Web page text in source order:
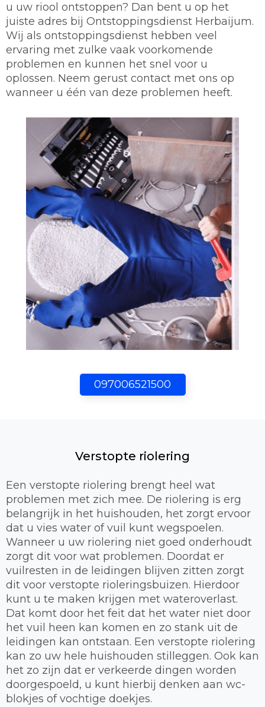
097006521500
u uw riool ontstoppen? Dan bent u op het
juiste adres bij Ontstoppingsdienst Herbaijum.
Wij als ontstoppingsdienst hebben veel
ervaring met zulke vaak voorkomende
problemen en kunnen het snel voor u
oplossen. Neem gerust contact met ons op
wanneer u één van deze problemen heeft.
Verstopte riolering
Een verstopte riolering brengt heel wat
problemen met zich mee. De riolering is erg
belangrijk in het huishouden, het zorgt ervoor
dat u vies water of vuil kunt wegspoelen.
Wanneer u uw riolering niet goed onderhoudt
zorgt dit voor wat problemen. Doordat er
vuilresten in de leidingen blijven zitten zorgt
dit voor verstopte rioleringsbuizen. Hierdoor
kunt u te maken krijgen met wateroverlast.
Dat komt door het feit dat het water niet door
het vuil heen kan komen en zo stank uit de
leidingen kan ontstaan. Een verstopte riolering
kan zo uw hele huishouden stilleggen. Ook kan
het zo zijn dat er verkeerde dingen worden
doorgespoeld, u kunt hierbij denken aan wc-
blokjes of vochtige doekjes.